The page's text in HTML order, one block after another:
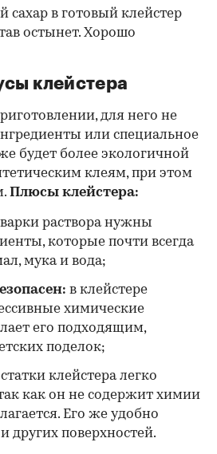
сахар в готовый клейстер
остынет. Хорошо
клейстера
для него не
или специальное
будет более экологичной
клеям, при этом
Плюсы клейстера:
раствора нужны
которые почти всегда
мука и вода;
в клейстере
химические
его подходящим,
поделок;
клейстера легко
как он не содержит химии
Его же удобно
других поверхностей.